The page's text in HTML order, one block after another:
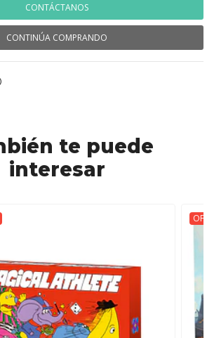
CONTÁCTANOS
CONTINÚA COMPRANDO
te puede
interesar